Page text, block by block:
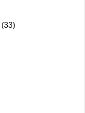
(33)